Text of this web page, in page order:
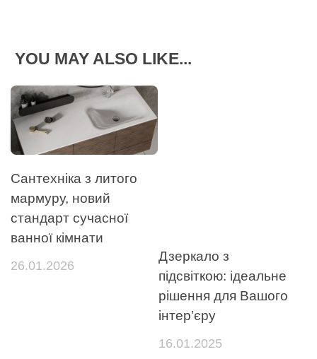
YOU MAY ALSO LIKE...
Сантехніка з литого
мармуру, новий
стандарт сучасної
ванної кімнати
26.01.2026
Дзеркало з
підсвіткою: ідеальне
рішення для Вашого
інтер’єру
16.01.2025